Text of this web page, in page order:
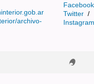
archivo-
Facebook
Twitter /
Instagram